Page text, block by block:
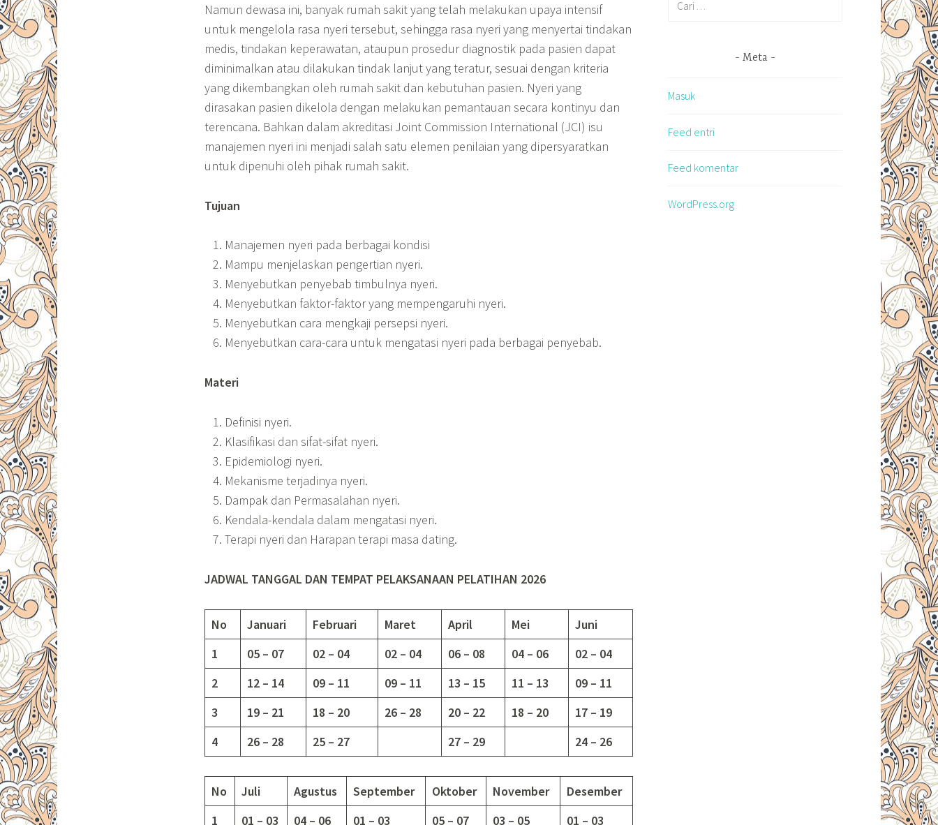
Namun dewasa ini, banyak rumah sakit yang telah melakukan upaya intensif
untuk mengelola rasa nyeri tersebut, sehingga rasa nyeri yang menyertai tindakan
medis, tindakan keperawatan, ataupun prosedur diagnostik pada pasien dapat
diminimalkan atau dilakukan tindak lanjut yang teratur, sesuai dengan kriteria
yang dikembangkan oleh rumah sakit dan kebutuhan pasien. Nyeri yang
dirasakan pasien dikelola dengan melakukan pemantauan secara kontinyu dan
terencana. Bahkan dalam akreditasi Joint Commission International (JCI) isu
manajemen nyeri ini menjadi salah satu elemen penilaian yang dipersyaratkan
untuk dipenuhi oleh pihak rumah sakit.
Tujuan
Manajemen nyeri pada berbagai kondisi
Mampu menjelaskan pengertian nyeri.
Menyebutkan penyebab timbulnya nyeri.
Menyebutkan faktor-faktor yang mempengaruhi nyeri.
Menyebutkan cara mengkaji persepsi nyeri.
Menyebutkan cara-cara untuk mengatasi nyeri pada berbagai penyebab.
Materi
Definisi nyeri.
Klasifikasi dan sifat-sifat nyeri.
Epidemiologi nyeri.
Mekanisme terjadinya nyeri.
Dampak dan Permasalahan nyeri.
Kendala-kendala dalam mengatasi nyeri.
Terapi nyeri dan Harapan terapi masa dating.
JADWAL TANGGAL DAN TEMPAT PELAKSANAAN PELATIHAN 2026
No Januari Februari Maret April Mei
Juni
1
05 – 07 02 – 04 02 – 04 06 – 08 04 – 06
02 – 04
2
12 – 14 09 – 11 09 – 11 13 – 15 11 – 13
09 – 11
3
19 – 21 18 – 20 26 – 28 20 – 22 18 – 20
17 – 19
4
26 – 28 25 – 27 27 – 29 24 – 26
No Juli Agustus September Oktober November
Desember
1
01 – 03 04 – 06 01 – 03 05 – 07 03 – 05 01 – 03
Meta
Masuk
Feed entri
Feed komentar
WordPress.org